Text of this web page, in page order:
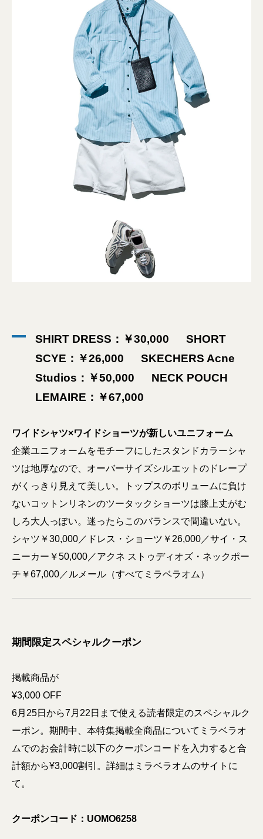
SHIRT DRESS：￥30,000 SHORT
SCYE：￥26,000 SKECHERS Acne
Studios：￥50,000 NECK POUCH
LEMAIRE：￥67,000
ワイドシャツ×ワイドショーツが新しいユニフォーム
企業ユニフォームをモチーフにしたスタンドカラーシャ
ツは地厚なので、オーバーサイズシルエットのドレープ
がくっきり見えて美しい。トップスのボリュームに負け
ないコットンリネンのツータックショーツは膝上丈がむ
しろ大人っぽい。迷ったらこのバランスで間違いない。
シャツ￥30,000／ドレス・ショーツ￥26,000／サイ・ス
ニーカー￥50,000／アクネ ストゥディオズ・ネックポー
チ￥67,000／ルメール（すべてミラベラオム）
期間限定スペシャルクーポン
掲載商品が
¥3,000 OFF
6月25日から7月22日まで使える読者限定のスペシャルク
ーポン。期間中、本特集掲載全商品についてミラベラオ
ムでのお会計時に以下のクーポンコードを入力すると合
計額から¥3,000割引。詳細はミラベラオムのサイトに
て。
クーポンコード：UOMO6258